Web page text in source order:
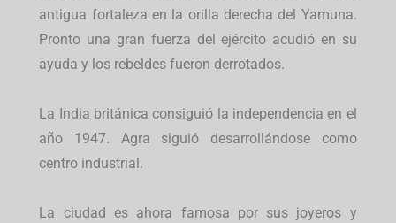
antigua fortaleza en la orilla derecha del Yamuna.
Pronto una gran fuerza del ejército acudió en su
ayuda y los rebeldes fueron derrotados.
La India británica consiguió la independencia en el
año 1947. Agra siguió desarrollándose como
centro industrial.
La ciudad es ahora famosa por sus joyeros y